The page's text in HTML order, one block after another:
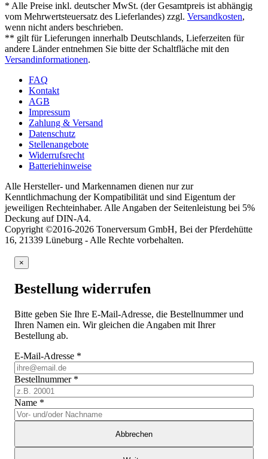
* Alle Preise inkl. deutscher MwSt. (der Gesamtpreis ist abhängig
vom Mehrwertsteuersatz des Lieferlandes) zzgl. Versandkosten,
wenn nicht anders beschrieben.
** gilt für Lieferungen innerhalb Deutschlands, Lieferzeiten für
andere Länder entnehmen Sie bitte der Schaltfläche mit den
Versandinformationen.
FAQ
Kontakt
AGB
Impressum
Zahlung & Versand
Datenschutz
Stellenangebote
Widerrufsrecht
Batteriehinweise
Alle Hersteller- und Markennamen dienen nur zur
Kenntlichmachung der Kompatibilität und sind Eigentum der
jeweiligen Rechteinhaber. Alle Angaben der Seitenleistung bei 5%
Deckung auf DIN-A4.
Copyright ©2016-2026 Tonerversum GmbH, Bei der Pferdehütte
16, 21339 Lüneburg - Alle Rechte vorbehalten.
×
Bestellung widerrufen
Bitte geben Sie Ihre E-Mail-Adresse, die Bestellnummer und
Ihren Namen ein. Wir gleichen die Angaben mit Ihrer
Bestellung ab.
E-Mail-Adresse *
Bestellnummer *
Name *
Abbrechen